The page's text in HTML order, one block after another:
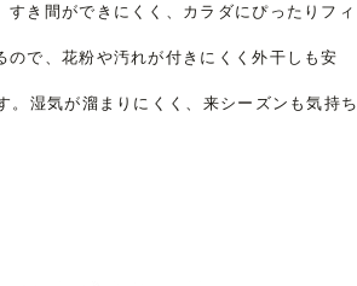
き間ができにくく、カラダにぴったりフィ
ので、花粉や汚れが付きにくく外干しも安
。湿気が溜まりにくく、来シーズンも気持ち